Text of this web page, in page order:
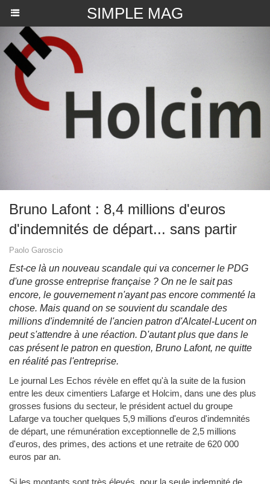
SIMPLE MAG
​Bruno Lafont : 8,4 millions d'euros
d'indemnités de départ... sans partir
Paolo Garoscio
Est-ce là un nouveau scandale qui va concerner le PDG
d'une grosse entreprise française ? On ne le sait pas
encore, le gouvernement n'ayant pas encore commenté la
chose. Mais quand on se souvient du scandale des
millions d'indemnité de l'ancien patron d'Alcatel-Lucent on
peut s'attendre à une réaction. D'autant plus que dans le
cas présent le patron en question, Bruno Lafont, ne quitte
en réalité pas l'entreprise.
Le journal Les Echos révèle en effet qu'à la suite de la fusion
entre les deux cimentiers Lafarge et Holcim, dans une des plus
grosses fusions du secteur, le président actuel du groupe
Lafarge va toucher quelques 5,9 millions d'euros d'indemnités
de départ, une rémunération exceptionnelle de 2,5 millions
d'euros, des primes, des actions et une retraite de 620 000
euros par an.
Si les montants sont très élevés, pour la seule indemnité de